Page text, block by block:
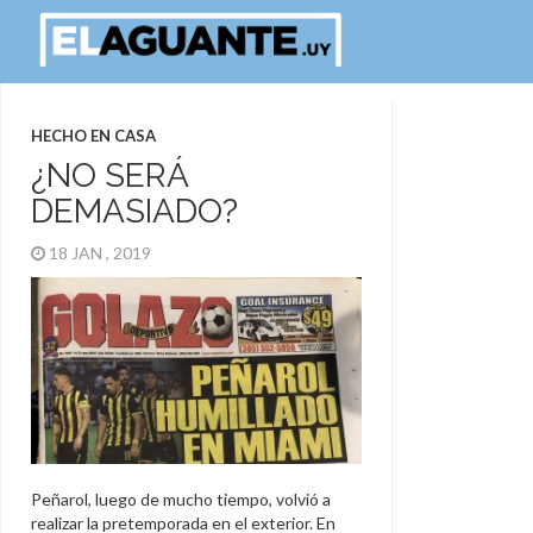
HECHO EN CASA
¿NO SERÁ
DEMASIADO?
18 JAN , 2019
Peñarol, luego de mucho tiempo, volvió a
realizar la pretemporada en el exterior. En